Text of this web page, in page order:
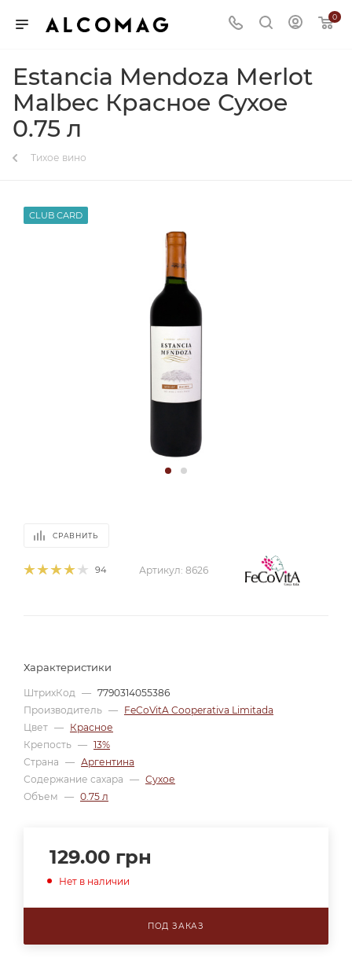
0
Estancia Mendoza Merlot
Malbec Красное Сухое
0.75 л
Тихое вино
CLUB CARD
СРАВНИТЬ
94 Артикул: 8626
Характеристики
ШтрихКод — 7790314055386
Производитель — FeCoVitA Cooperativa Limitada
Цвет — Красное
Крепость — 13%
Страна — Аргентина
Содержание сахара — Сухое
Объем — 0.75 л
129.00 грн
Нет в наличии
ПОД ЗАКАЗ